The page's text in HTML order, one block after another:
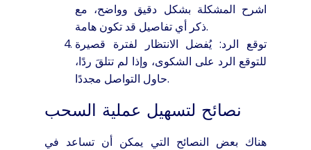
اشرح المشكلة بشكل دقيق وواضح، مع
ذكر أي تفاصيل قد تكون هامة.
توقع الرد: يُفضل الانتظار لفترة قصيرة
للتوقع الرد على الشكوى، وإذا لم تتلقَ ردًا،
حاول التواصل مجددًا.
نصائح لتسهيل عملية السحب
هناك بعض النصائح التي يمكن أن تساعد في